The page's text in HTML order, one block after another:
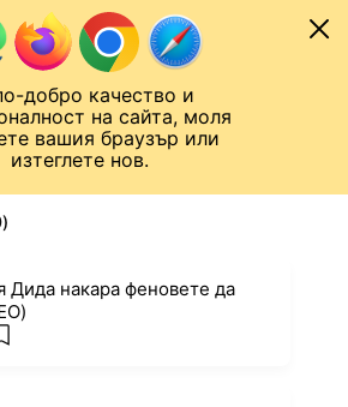
добро качество и
на сайта, моля
вашия браузър или
изтеглете нов.
Дида накара феновете да
add favorites